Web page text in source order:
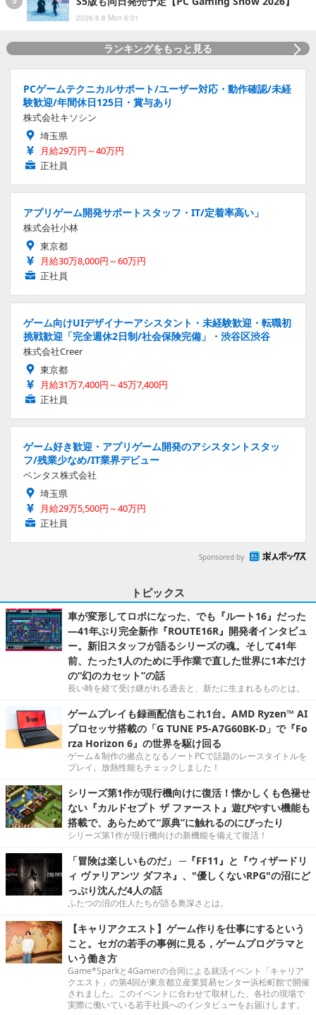
2026.6.8 Mon 6:01
ランキングをもっと見る
PCゲームテクニカルサポート/ユーザー対応・動作確認/未経
験歓迎/年間休日125日・賞与あり
株式会社キソシン
埼玉県
月給29万円～40万円
正社員
アプリゲーム開発サポートスタッフ・IT/定着率高い」
株式会社小林
東京都
月給30万8,000円～60万円
正社員
ゲーム向けUIデザイナーアシスタント・未経験歓迎・転職初
挑戦歓迎「完全週休2日制/社会保険完備」・渋谷区渋谷
株式会社Creer
東京都
月給31万7,400円～45万7,400円
正社員
ゲーム好き歓迎・アプリゲーム開発のアシスタントスタッ
フ/残業少なめ/IT業界デビュー
ベンタス株式会社
埼玉県
月給29万5,500円～40万円
正社員
Sponsored by
トピックス
車が変形してロボになった、でも『ルート16』だった
―41年ぶり完全新作『ROUTE16R』開発者インタビュ
ー。新旧スタッフが語るシリーズの魂。そして41年
前、たった1人のために手作業で直した世界に1本だけ
の“幻のカセット”の話
長い時を経て受け継がれる過去と、新たに生まれるものとは。
ゲームプレイも録画配信もこれ1台。AMD Ryzen™ AI
プロセッサ搭載の「G TUNE P5-A7G60BK-D」で『Fo
rza Horizon 6』の世界を駆け回る
ゲーム＆制作の拠点となるノートPCで話題のレースタイトルを
プレイ。放熱性能もチェックしました！
シリーズ第1作が現行機向けに復活！懐かしくも色褪せ
ない『カルドセプト ザ ファースト』遊びやすい機能も
搭載で、あらためて“原典”に触れるのにぴったり
シリーズ第1作が現行機向けの新機能を備えて復活！
「冒険は楽しいものだ」 ─『FF11』と『ウィザードリ
ィ ヴァリアンツ ダフネ』、"優しくないRPG"の沼にど
っぷり沈んだ4人の話
ふたつの沼の住人たちが語る奥深さとは。
【キャリアクエスト】ゲーム作りを仕事にするという
こと。セガの若手の事例に見る，ゲームプログラマと
いう働き方
Game*Sparkと4Gamerの合同による就活イベント「キャリア
クエスト」の第4回が東京都立産業貿易センター浜松町館で開催
されました。このイベントに合わせて取材した、各社の現場で
実際に働いている若手社員へのインタビューをお届けします。